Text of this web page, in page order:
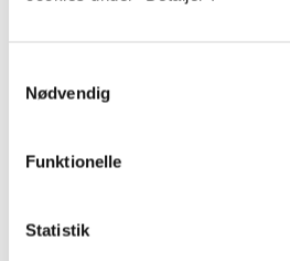
Nødvendig
Funktionelle
Statistik